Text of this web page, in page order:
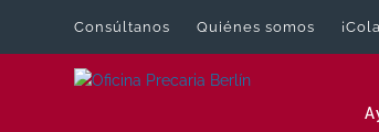
Consúltanos Quiénes somos